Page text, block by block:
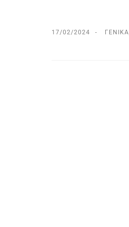
17/02/2024 ΓΕΝΙΚΆ